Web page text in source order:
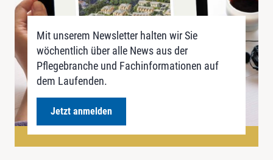
Mit unserem Newsletter halten wir Sie
wöchentlich über alle News aus der
Pflegebranche und Fachinformationen auf
dem Laufenden.
Jetzt anmelden